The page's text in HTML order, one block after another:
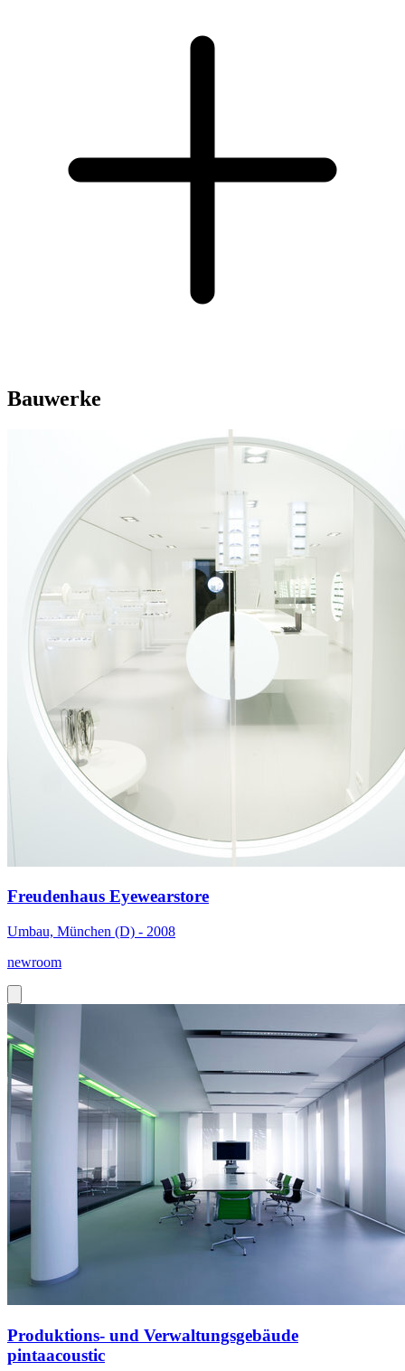
Bauwerke
Freudenhaus Eyewearstore
Umbau, München (D) - 2008
newroom
Produktions- und Verwaltungsgebäude
pintaacoustic